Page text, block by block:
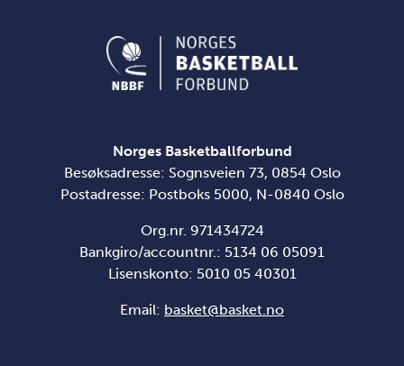
Norges Basketballforbund
Besøksadresse: Sognsveien 73, 0854 Oslo
Postadresse: Postboks 5000, N-0840 Oslo
Org.nr. 971434724
Bankgiro/accountnr.: 5134 06 05091
Lisenskonto: 5010 05 40301
Email: basket@basket.no